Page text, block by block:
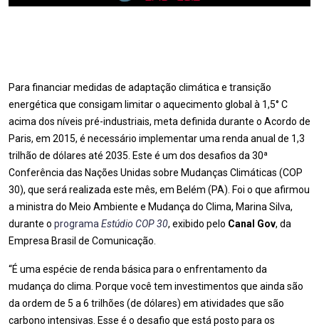
Para financiar medidas de adaptação climática e transição
energética que consigam limitar o aquecimento global à 1,5° C
acima dos níveis pré-industriais, meta definida durante o Acordo de
Paris, em 2015, é necessário implementar uma renda anual de 1,3
trilhão de dólares até 2035. Este é um dos desafios da 30ª
Conferência das Nações Unidas sobre Mudanças Climáticas (COP
30), que será realizada este mês, em Belém (PA). Foi o que afirmou
a ministra do Meio Ambiente e Mudança do Clima, Marina Silva,
durante o programa Estúdio COP 30, exibido pelo Canal Gov, da
Empresa Brasil de Comunicação.
“É uma espécie de renda básica para o enfrentamento da
mudança do clima. Porque você tem investimentos que ainda são
da ordem de 5 a 6 trilhões (de dólares) em atividades que são
carbono intensivas. Esse é o desafio que está posto para os